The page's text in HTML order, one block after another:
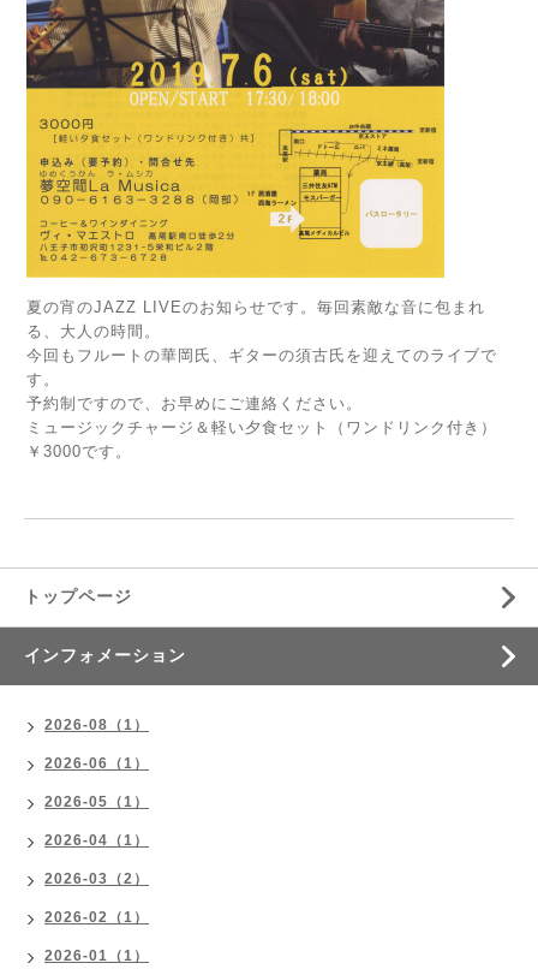
夏の宵のJAZZ LIVEのお知らせです。毎回素敵な音に包まれ
る、大人の時間。
今回もフルートの華岡氏、ギターの須古氏を迎えてのライブで
す。
予約制ですので、お早めにご連絡ください。
ミュージックチャージ＆軽い夕食セット（ワンドリンク付き）
￥3000です。
トップページ
インフォメーション
2026-08（1）
2026-06（1）
2026-05（1）
2026-04（1）
2026-03（2）
2026-02（1）
2026-01（1）